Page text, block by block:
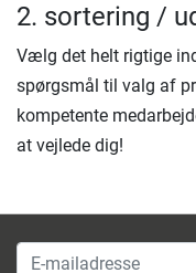
2. sortering /
Vælg det helt rigtige
spørgsmål til valg af
kompetente
at vejlede dig!
E-mailadresse